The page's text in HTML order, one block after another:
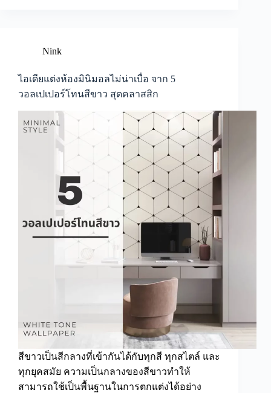
ตก
ด้วย
6
โทน
เรียบ
แต่
สไตล์
ครบ
จบ
ที่
Nink
ไอเดียแต่งห้องมินิมอลไม่น่าเบื่อ จาก 5
วอลเปเปอร์โทนสีขาว สุดคลาสสิก
สีขาวเป็นสีกลางที่เข้ากันได้กับทุกสี ทุกสไตล์ และ
ทุกยุคสมัย ความเป็นกลางของสีขาวทำให้
สามารถใช้เป็นพื้นฐานในการตกแต่งได้อย่าง